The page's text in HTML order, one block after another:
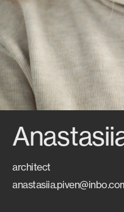
architect